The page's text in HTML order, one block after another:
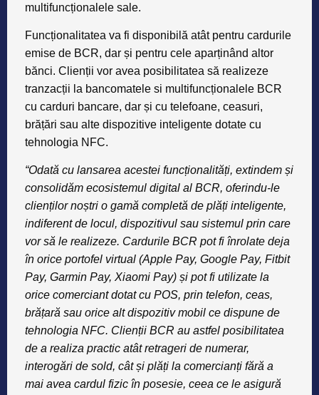
multifuncționalele sale.
Funcționalitatea va fi disponibilă atât pentru cardurile
emise de BCR, dar și pentru cele aparținând altor
bănci. Clienții vor avea posibilitatea să realizeze
tranzacții la bancomatele si multifuncționalele BCR
cu carduri bancare, dar și cu telefoane, ceasuri,
brățări sau alte dispozitive inteligente dotate cu
tehnologia NFC.
“Odată cu lansarea acestei funcționalități, extindem și
consolidăm ecosistemul digital al BCR, oferindu-le
clienților noștri o gamă completă de plăți inteligente,
indiferent de locul, dispozitivul sau sistemul prin care
vor să le realizeze. Cardurile BCR pot fi înrolate deja
în orice portofel virtual (Apple Pay, Google Pay, Fitbit
Pay, Garmin Pay, Xiaomi Pay) și pot fi utilizate la
orice comerciant dotat cu POS, prin telefon, ceas,
brățară sau orice alt dispozitiv mobil ce dispune de
tehnologia NFC. Clienții BCR au astfel posibilitatea
de a realiza practic atât retrageri de numerar,
interogări de sold, cât și plăți la comercianți fără a
mai avea cardul fizic în posesie, ceea ce le asigură